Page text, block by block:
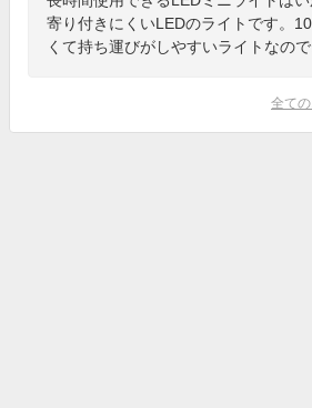
寄り付きにくいLEDのライトです。
くて持ち運びがしやすいライトなので
全て